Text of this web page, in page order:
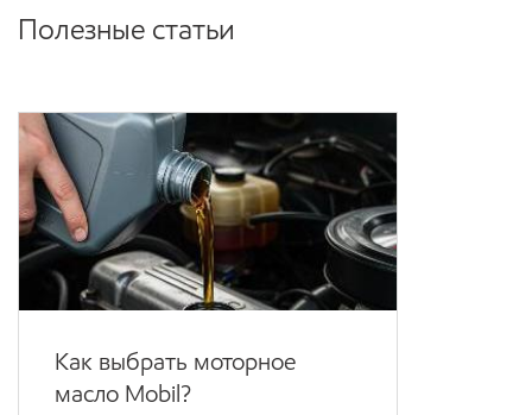
Полезные статьи
Как выбрать моторное
масло Mobil?